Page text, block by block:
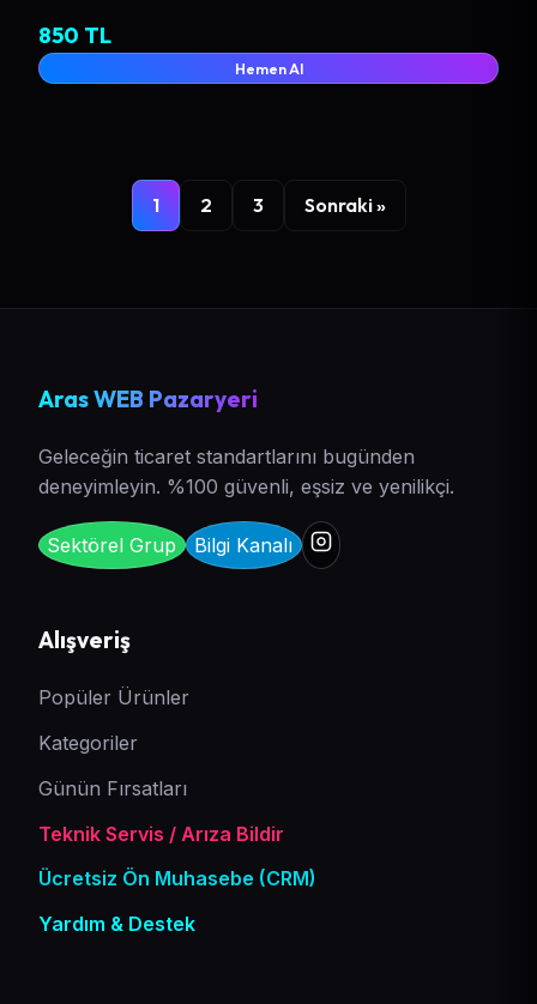
850 TL
Hemen Al
1 2 3 Sonraki »
Aras WEB Pazaryeri
Geleceğin ticaret standartlarını bugünden
deneyimleyin. %100 güvenli, eşsiz ve yenilikçi.
Sektörel Grup Bilgi Kanalı
Alışveriş
Popüler Ürünler
Kategoriler
Günün Fırsatları
Teknik Servis / Arıza Bildir
Ücretsiz Ön Muhasebe (CRM)
Yardım & Destek